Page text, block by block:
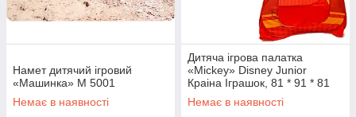
Намет дитячий ігровий
«Машинка» M 5001
Немає в наявності
Дитяча ігрова палатка
«Mickey» Disney Junior
Краіна Іграшок, 81 * 91 * 81
см (D-3313)
Немає в наявності